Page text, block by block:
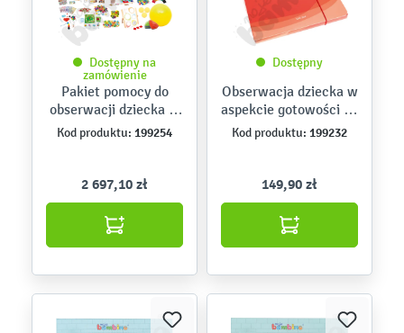
Dostępny na
zamówienie
Pakiet pomocy do
obserwacji dziecka w
aspekcie gotowości
Kod produktu: 199254
2 697,10 zł
Dostępny
Obserwacja dziecka w
aspekcie gotowości do
podjęcia nauki
Kod produktu: 199232
149,90 zł